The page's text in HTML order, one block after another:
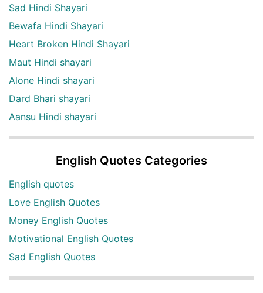
Sad Hindi Shayari
Bewafa Hindi Shayari
Heart Broken Hindi Shayari
Maut Hindi shayari
Alone Hindi shayari
Dard Bhari shayari
Aansu Hindi shayari
English Quotes Categories
English quotes
Love English Quotes
Money English Quotes
Motivational English Quotes
Sad English Quotes